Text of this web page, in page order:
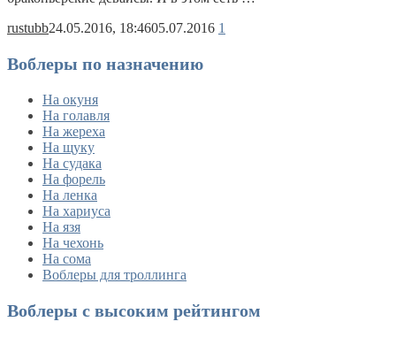
rustubb24.05.2016, 18:4605.07.2016 1
Воблеры по назначению
На окуня
На голавля
На жереха
На щуку
На судака
На форель
На ленка
На хариуса
На язя
На чехонь
На сома
Воблеры для троллинга
Воблеры с высоким рейтингом